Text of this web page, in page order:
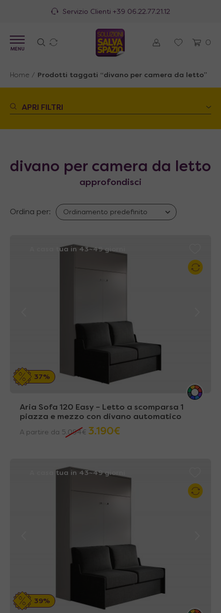
Servizio Clienti +39 06.22.77.21.12
0
MENU
Home / Prodotti taggati “divano per camera da letto”
APRI FILTRI
divano per camera da letto
approfondisci
Ordina per:
A casa tua in 43~49 giorni
37%
Aria Sofa 120 Easy – Letto a scomparsa 1
piazza e mezzo con divano automatico
A partire da 5.094€ 3.190€
A casa tua in 43~49 giorni
39%